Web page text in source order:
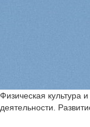
Физическая культура
деятельности.